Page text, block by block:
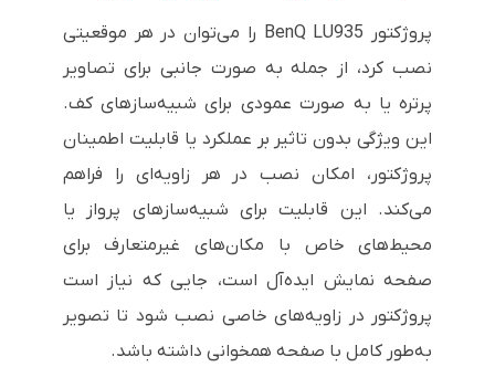
پروژکتور BenQ LU935 را می‌توان در هر موقعیتی
نصب کرد، از جمله به صورت جانبی برای تصاویر
پرتره یا به صورت عمودی برای شبیه‌سازهای کف.
این ویژگی بدون تاثیر بر عملکرد یا قابلیت اطمینان
پروژکتور، امکان نصب در هر زاویه‌ای را فراهم
می‌کند. این قابلیت برای شبیه‌سازهای پرواز یا
محیط‌های خاص با مکان‌های غیرمتعارف برای
صفحه نمایش ایده‌آل است، جایی که نیاز است
پروژکتور در زاویه‌های خاصی نصب شود تا تصویر
به‌طور کامل با صفحه همخوانی داشته باشد.